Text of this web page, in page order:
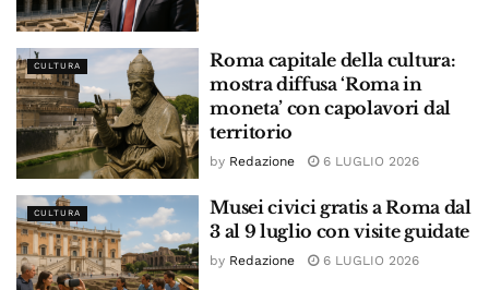
CULTURA
Roma capitale della cultura:
mostra diffusa ‘Roma in
moneta’ con capolavori dal
territorio
by Redazione 6 LUGLIO 2026
CULTURA
Musei civici gratis a Roma dal
3 al 9 luglio con visite guidate
by Redazione 6 LUGLIO 2026